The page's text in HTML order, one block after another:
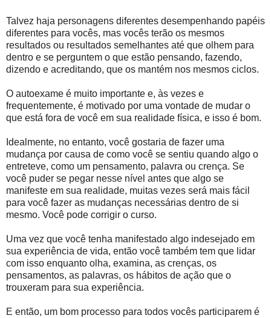
Talvez haja personagens diferentes desempenhando papéis
diferentes para vocês, mas vocês terão os mesmos
resultados ou resultados semelhantes até que olhem para
dentro e se perguntem o que estão pensando, fazendo,
dizendo e acreditando, que os mantém nos mesmos ciclos.
O autoexame é muito importante e, às vezes e
frequentemente, é motivado por uma vontade de mudar o
que está fora de você em sua realidade física, e isso é bom.
Idealmente, no entanto, você gostaria de fazer uma
mudança por causa de como você se sentiu quando algo o
entreteve, como um pensamento, palavra ou crença. Se
você puder se pegar nesse nível antes que algo se
manifeste em sua realidade, muitas vezes será mais fácil
para você fazer as mudanças necessárias dentro de si
mesmo. Você pode corrigir o curso.
Uma vez que você tenha manifestado algo indesejado em
sua experiência de vida, então você também tem que lidar
com isso enquanto olha, examina, as crenças, os
pensamentos, as palavras, os hábitos de ação que o
trouxeram para sua experiência.
E então, um bom processo para todos vocês participarem é